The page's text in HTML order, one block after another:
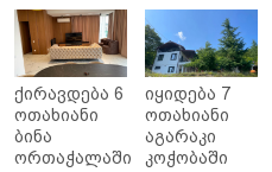
ქირავდება 6
ოთახიანი
ბინა
ორთაჭალაში
იყიდება 7
ოთახიანი
აგარაკი
კოჭობაში